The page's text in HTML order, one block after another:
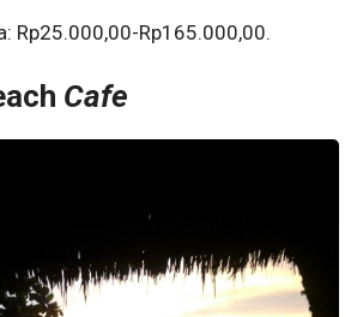
Rp25.000,00-Rp165.000,00.
Cafe